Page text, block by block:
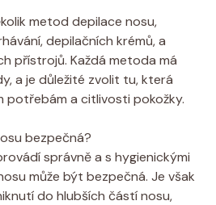
metod depilace nosu,
depilačních krémů, a
přístrojů. Každá metoda má
a je důležité zvolit tu, která
potřebám a citlivosti pokožky.
bezpečná?
správně a s hygienickými
může být bezpečná. Je však
do hlubších částí nosu,